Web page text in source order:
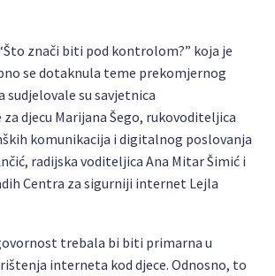
znači biti pod kontrolom?” koja je
se dotaknula teme prekomjernog
sudjelovale su savjetnica
djecu Marijana Šego, rukovoditeljica
komunikacija i digitalnog poslovanja
radijska voditeljica Ana Mitar Šimić i
Centra za sigurniji internet Lejla
trebala bi biti primarna u
interneta kod djece. Odnosno, to